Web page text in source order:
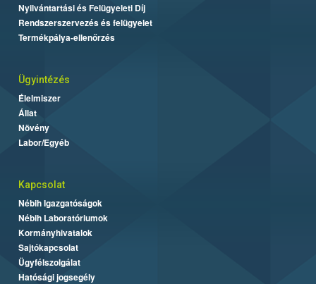
Nyilvántartási és Felügyeleti Díj
Rendszerszervezés és felügyelet
Termékpálya-ellenőrzés
Ügyintézés
Élelmiszer
Állat
Növény
Labor/Egyéb
Kapcsolat
Nébih Igazgatóságok
Nébih Laboratóriumok
Kormányhivatalok
Sajtókapcsolat
Ügyfélszolgálat
Hatósági jogsegély